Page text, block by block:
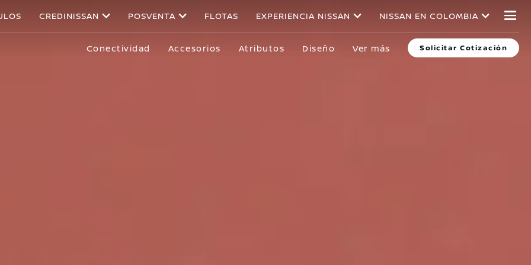
CREDINISSAN POSVENTA FLOTAS EXPERIENCIA NISSAN NISSAN EN COLOMBIA
Conectividad Accesorios Atributos Diseño Ver más Solicitar Cotización